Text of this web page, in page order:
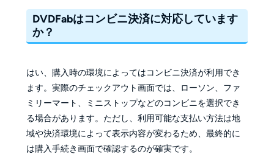
DVDFabはコンビニ決済に対応しています
か？
はい、購入時の環境によってはコンビニ決済が利用でき
ます。実際のチェックアウト画面では、ローソン、ファ
ミリーマート、ミニストップなどのコンビニを選択でき
る場合があります。ただし、利用可能な支払い方法は地
域や決済環境によって表示内容が変わるため、最終的に
は購入手続き画面で確認するのが確実です。